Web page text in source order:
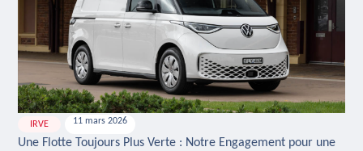
IRVE 11 mars 2026
Une Flotte Toujours Plus Verte : Notre Engagement pour une